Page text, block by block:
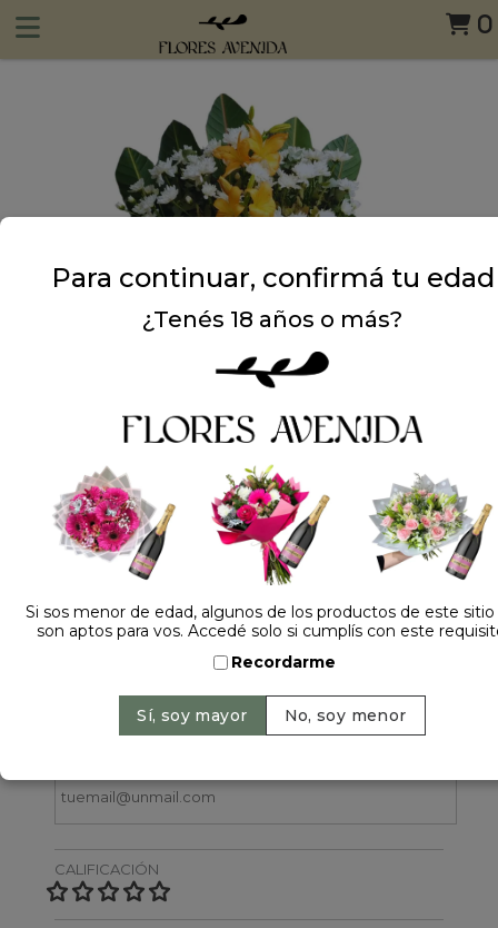
0
1 opinión +
Dejá tu opinión
CALIFICACIÓN
Para continuar, confirmá tu edad
¿Tenés 18 años o más?
Si sos menor de edad, algunos de los productos de este
son aptos para vos. Accedé solo si cumplís con este
Recordarme